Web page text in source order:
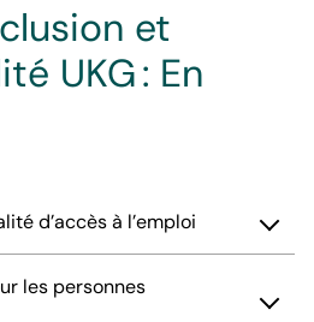
et
UKG : En
d’accès à l’emploi
les candidats qualifiés
de couleur, de handicap,
les personnes